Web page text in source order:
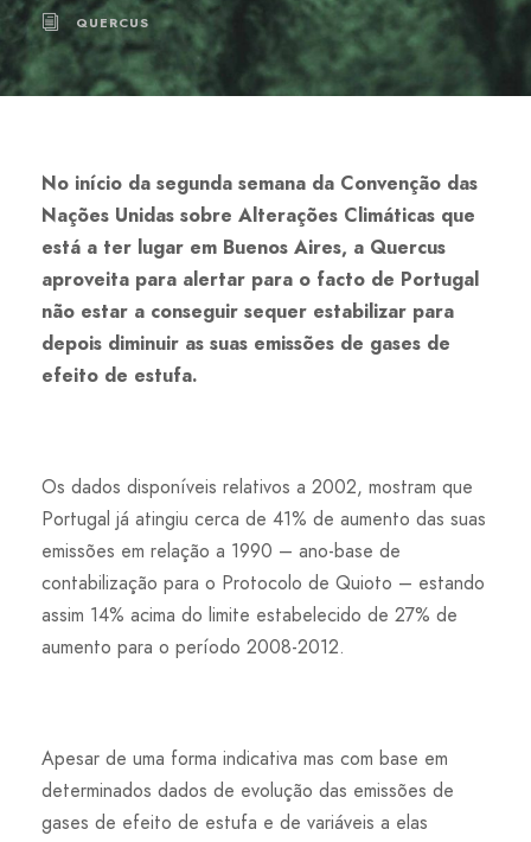
QUERCUS
No início da segunda semana da Convenção das
Nações Unidas sobre Alterações Climáticas que
está a ter lugar em Buenos Aires, a Quercus
aproveita para alertar para o facto de Portugal
não estar a conseguir sequer estabilizar para
depois diminuir as suas emissões de gases de
efeito de estufa.
Os dados disponíveis relativos a 2002, mostram que
Portugal já atingiu cerca de 41% de aumento das suas
emissões em relação a 1990 – ano-base de
contabilização para o Protocolo de Quioto – estando
assim 14% acima do limite estabelecido de 27% de
aumento para o período 2008-2012.
Apesar de uma forma indicativa mas com base em
determinados dados de evolução das emissões de
gases de efeito de estufa e de variáveis a elas